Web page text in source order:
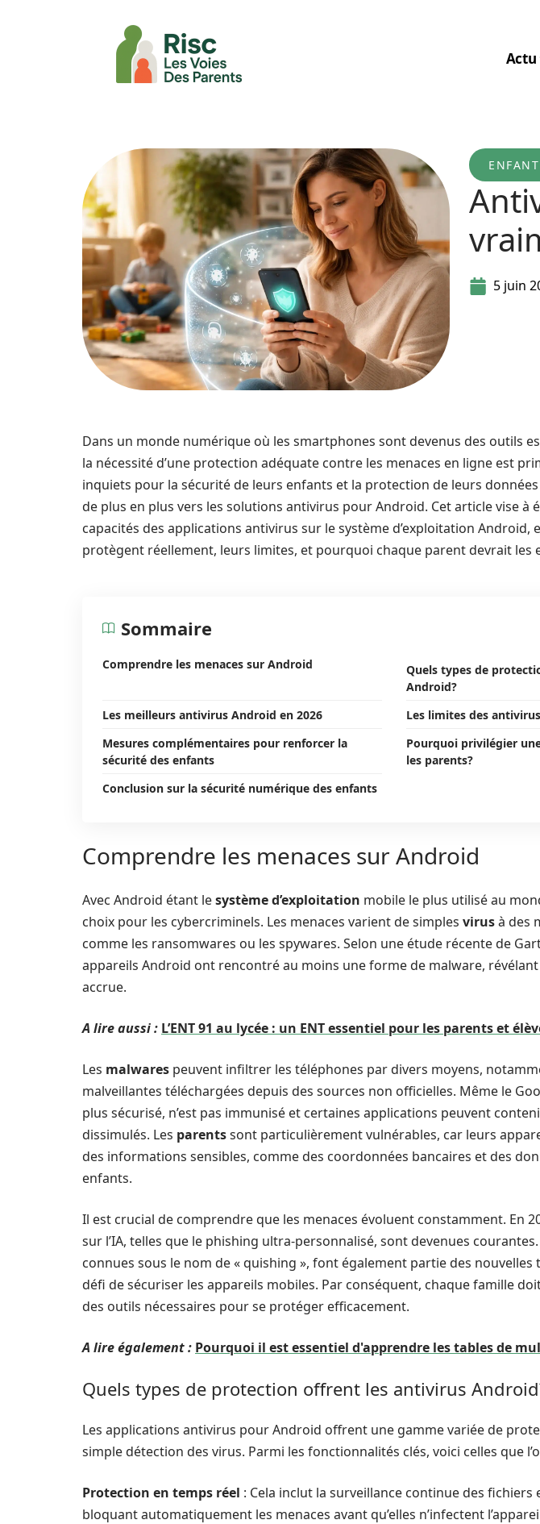
Actu
ENFANT
5 juin
Dans un monde numérique où les smartphones sont devenus des outils
la nécessité d’une protection adéquate contre les menaces en ligne est
inquiets pour la sécurité de leurs enfants et la protection de leurs
de plus en plus vers les solutions antivirus pour Android. Cet article vise à
capacités des applications antivirus sur le système d’exploitation Android,
protègent réellement, leurs limites, et pourquoi chaque parent devrait les
Sommaire
Comprendre les menaces sur Android
Quels types de
Android?
Les meilleurs antivirus Android en 2026
Les limites des
Mesures complémentaires pour renforcer la
sécurité des enfants
Pourquoi privilégier
les parents?
Conclusion sur la sécurité numérique des enfants
Comprendre les menaces sur Android
Avec Android étant lesystème d’exploitation mobile le plus utilisé au
choix pour les cybercriminels. Les menaces varient de simples virusà des
comme les ransomwares ou les spywares. Selon une étude récente de
appareils Android ont rencontré au moins une forme de malware, révélant
accrue.
A lire aussi : L’ENT 91 au lycée : un ENT essentiel pour les parents et
Les malwares peuvent infiltrer les téléphones par divers moyens,
malveillantes téléchargées depuis des sources non officielles. Même le
plus sécurisé, n’est pas immunisé et certaines applications peuvent
dissimulés. Les parentssont particulièrement vulnérables, car leurs
des informations sensibles, comme des coordonnées bancaires et des
enfants.
Il est crucial de comprendre que les menaces évoluent constamment. En
sur l’IA, telles que le phishing ultra-personnalisé, sont devenues
connues sous le nom de « quishing », font également partie des
défi de sécuriser les appareils mobiles. Par conséquent, chaque famille doit
des outils nécessaires pour se protéger efficacement.
A lire également : Pourquoi il est essentiel d'apprendre les tables de
Quels types de protection offrent les antivirus
Les applications antivirus pour Android offrent une gamme variée de
simple détection des virus. Parmi les fonctionnalités clés, voici celles que
Protection en temps réel : Cela inclut la surveillance continue des fichiers
bloquant automatiquement les menaces avant qu’elles n’infectent